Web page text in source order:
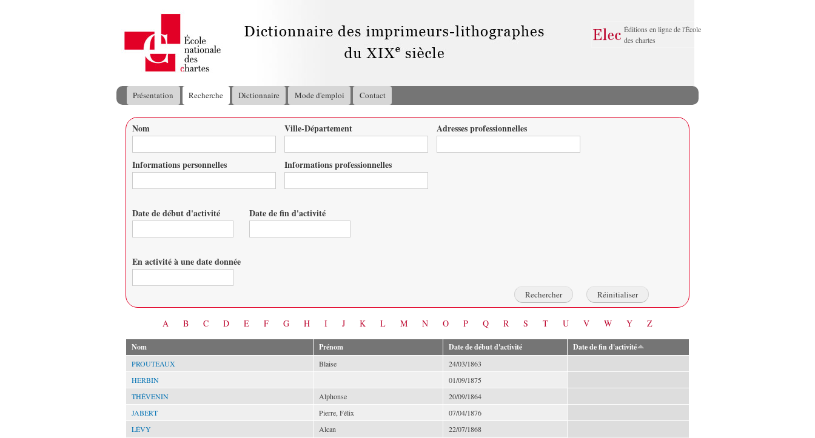
principal
Éditions en ligne de l'École
des chartes
Menu principal
Présentation Recherche Dictionnaire Mode d'emploi Contact
Vous êtes ici
Nom Ville-Département Adresses professionnelles
Informations personnelles Informations professionnelles
Date de début d'activité Date de fin d'activité
En activité à une date donnée
A B C D E F G H I J K L M N O P Q R S T U V W Y Z
Nom Prénom Date de début d'activité Date de fin d'activité
PROUTEAUX Blaise
24/03/1863
HERBIN
01/09/1875
THÉVENIN
Alphonse
20/09/1864
JABERT
Pierre, Félix
07/04/1876
LÉVY
Alcan
22/07/1868